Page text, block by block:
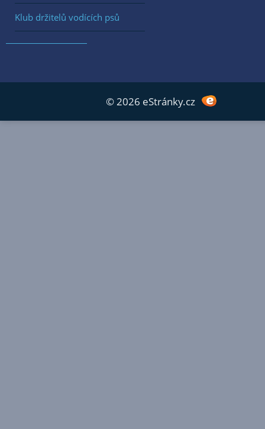
Klub držitelů vodících psů
© 2026 eStránky.cz